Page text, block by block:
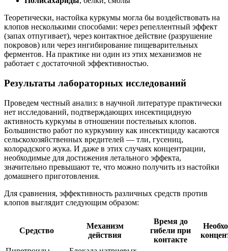
Теоретически, настойка куркумы могла бы воздействовать на
клопов несколькими способами: через репеллентный эффект
(запах отпугивает), через контактное действие (разрушение
покровов) или через ингибирование пищеварительных
ферментов. На практике ни один из этих механизмов не
работает с достаточной эффективностью.
Результаты лабораторных исследований
Проведем честный анализ: в научной литературе практически
нет исследований, подтверждающих инсектицидную
активность куркумы в отношении постельных клопов.
Большинство работ по куркумину как инсектициду касаются
сельскохозяйственных вредителей — тли, гусениц,
колорадского жука. И даже в этих случаях концентрации,
необходимые для достижения летального эффекта,
значительно превышают те, что можно получить из настойки
домашнего приготовления.
Для сравнения, эффективность различных средств против
клопов выглядит следующим образом:
Средство
Механизм
действия
Время до
гибели при
контакте